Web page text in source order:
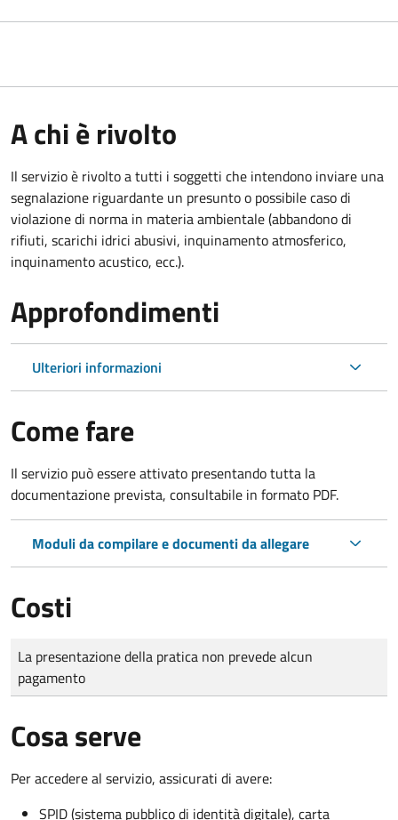
A chi è rivolto
Il servizio è rivolto a tutti i soggetti che intendono inviare una
segnalazione riguardante un presunto o possibile caso di
violazione di norma in materia ambientale (abbandono di
rifiuti, scarichi idrici abusivi, inquinamento atmosferico,
inquinamento acustico, ecc.).
Approfondimenti
Ulteriori informazioni
Come fare
Il servizio può essere attivato presentando tutta la
documentazione prevista, consultabile in formato PDF.
Moduli da compilare e documenti da allegare
Costi
Tipo di pagamento
Importo
La presentazione della pratica non prevede alcun
pagamento
Cosa serve
Per accedere al servizio, assicurati di avere:
SPID (sistema pubblico di identità digitale), carta